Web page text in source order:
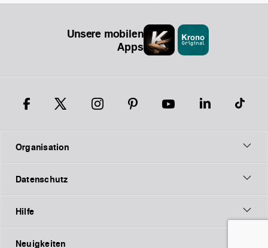
Unsere mobilen
Apps
Organisation
Datenschutz
Hilfe
Neuigkeiten